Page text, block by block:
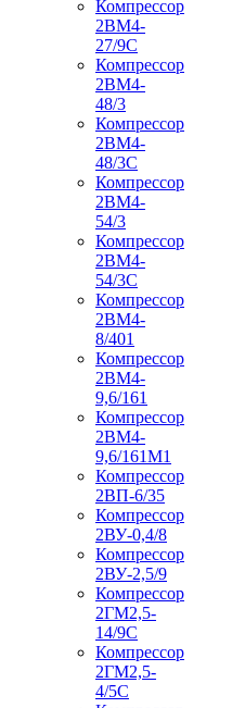
Компрессор
2ВМ4-
27/9С
Компрессор
2ВМ4-
48/3
Компрессор
2ВМ4-
48/3С
Компрессор
2ВМ4-
54/3
Компрессор
2ВМ4-
54/3С
Компрессор
2ВМ4-
8/401
Компрессор
2ВМ4-
9,6/161
Компрессор
2ВМ4-
9,6/161М1
Компрессор
2ВП-6/35
Компрессор
2ВУ-0,4/8
Компрессор
2ВУ-2,5/9
Компрессор
2ГМ2,5-
14/9С
Компрессор
2ГМ2,5-
4/5С